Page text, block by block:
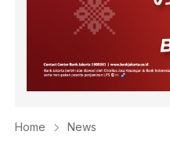
Home News